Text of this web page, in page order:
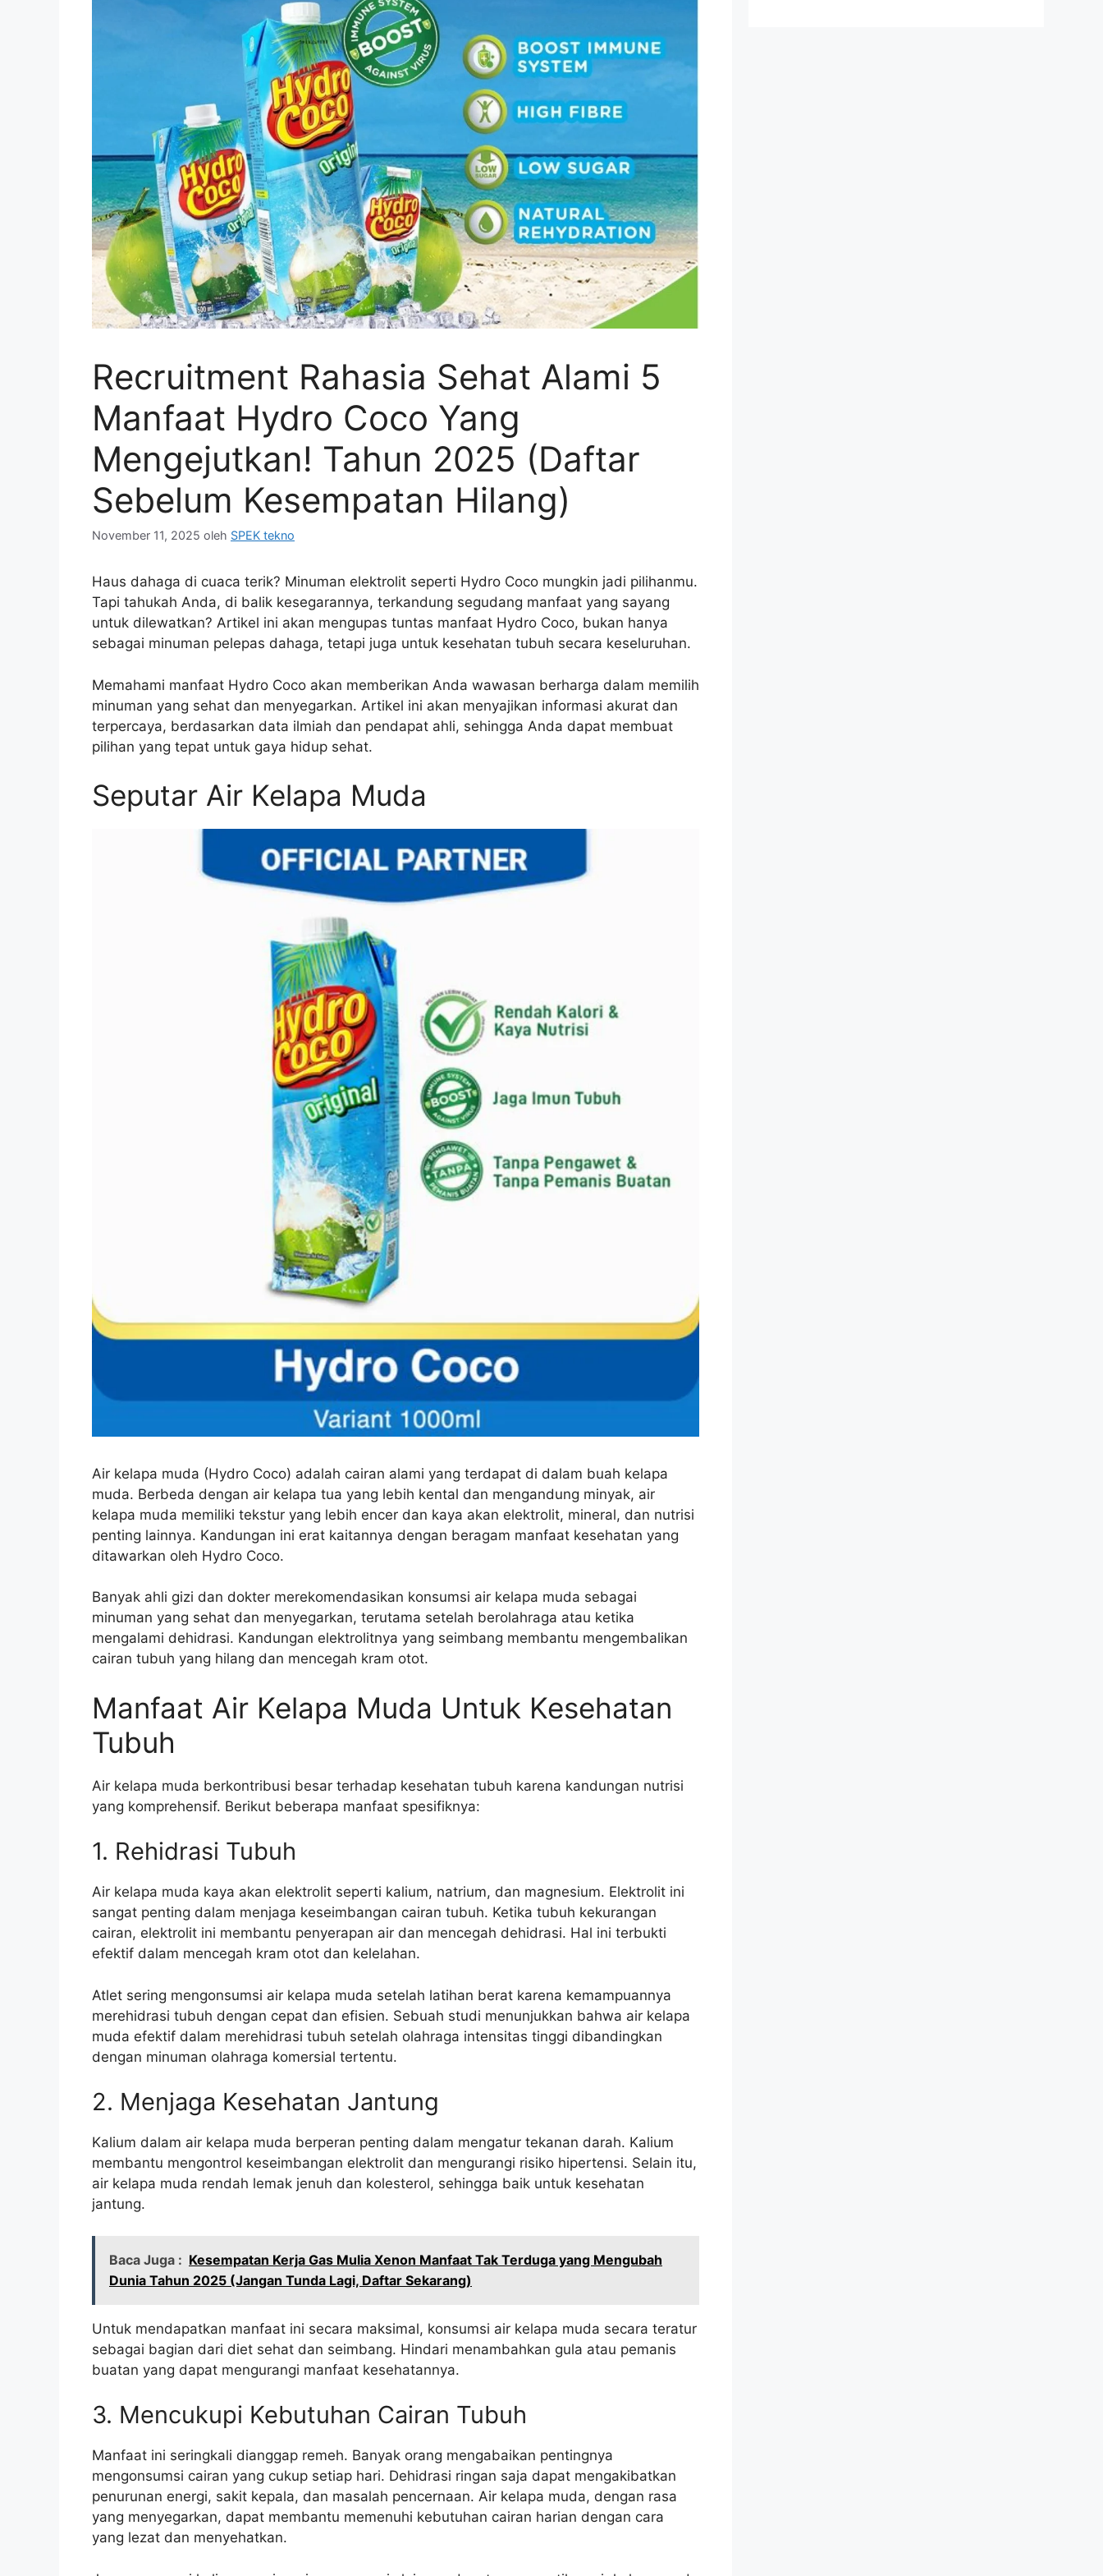
Recruitment Rahasia Sehat Alami 5
Manfaat Hydro Coco Yang
Mengejutkan! Tahun 2025 (Daftar
Sebelum Kesempatan Hilang)
November 11, 2025 oleh SPEK tekno
Haus dahaga di cuaca terik? Minuman elektrolit seperti Hydro Coco mungkin jadi pilihanmu.
Tapi tahukah Anda, di balik kesegarannya, terkandung segudang manfaat yang sayang
untuk dilewatkan? Artikel ini akan mengupas tuntas manfaat Hydro Coco, bukan hanya
sebagai minuman pelepas dahaga, tetapi juga untuk kesehatan tubuh secara keseluruhan.
Memahami manfaat Hydro Coco akan memberikan Anda wawasan berharga dalam memilih
minuman yang sehat dan menyegarkan. Artikel ini akan menyajikan informasi akurat dan
terpercaya, berdasarkan data ilmiah dan pendapat ahli, sehingga Anda dapat membuat
pilihan yang tepat untuk gaya hidup sehat.
Seputar Air Kelapa Muda
Air kelapa muda (Hydro Coco) adalah cairan alami yang terdapat di dalam buah kelapa
muda. Berbeda dengan air kelapa tua yang lebih kental dan mengandung minyak, air
kelapa muda memiliki tekstur yang lebih encer dan kaya akan elektrolit, mineral, dan nutrisi
penting lainnya. Kandungan ini erat kaitannya dengan beragam manfaat kesehatan yang
ditawarkan oleh Hydro Coco.
Banyak ahli gizi dan dokter merekomendasikan konsumsi air kelapa muda sebagai
minuman yang sehat dan menyegarkan, terutama setelah berolahraga atau ketika
mengalami dehidrasi. Kandungan elektrolitnya yang seimbang membantu mengembalikan
cairan tubuh yang hilang dan mencegah kram otot.
Manfaat Air Kelapa Muda Untuk Kesehatan
Tubuh
Air kelapa muda berkontribusi besar terhadap kesehatan tubuh karena kandungan nutrisi
yang komprehensif. Berikut beberapa manfaat spesifiknya:
1. Rehidrasi Tubuh
Air kelapa muda kaya akan elektrolit seperti kalium, natrium, dan magnesium. Elektrolit ini
sangat penting dalam menjaga keseimbangan cairan tubuh. Ketika tubuh kekurangan
cairan, elektrolit ini membantu penyerapan air dan mencegah dehidrasi. Hal ini terbukti
efektif dalam mencegah kram otot dan kelelahan.
Atlet sering mengonsumsi air kelapa muda setelah latihan berat karena kemampuannya
merehidrasi tubuh dengan cepat dan efisien. Sebuah studi menunjukkan bahwa air kelapa
muda efektif dalam merehidrasi tubuh setelah olahraga intensitas tinggi dibandingkan
dengan minuman olahraga komersial tertentu.
2. Menjaga Kesehatan Jantung
Kalium dalam air kelapa muda berperan penting dalam mengatur tekanan darah. Kalium
membantu mengontrol keseimbangan elektrolit dan mengurangi risiko hipertensi. Selain itu,
air kelapa muda rendah lemak jenuh dan kolesterol, sehingga baik untuk kesehatan
jantung.
Baca Juga : Kesempatan Kerja Gas Mulia Xenon Manfaat Tak Terduga yang Mengubah
Dunia Tahun 2025 (Jangan Tunda Lagi, Daftar Sekarang)
Untuk mendapatkan manfaat ini secara maksimal, konsumsi air kelapa muda secara teratur
sebagai bagian dari diet sehat dan seimbang. Hindari menambahkan gula atau pemanis
buatan yang dapat mengurangi manfaat kesehatannya.
3. Mencukupi Kebutuhan Cairan Tubuh
Manfaat ini seringkali dianggap remeh. Banyak orang mengabaikan pentingnya
mengonsumsi cairan yang cukup setiap hari. Dehidrasi ringan saja dapat mengakibatkan
penurunan energi, sakit kepala, dan masalah pencernaan. Air kelapa muda, dengan rasa
yang menyegarkan, dapat membantu memenuhi kebutuhan cairan harian dengan cara
yang lezat dan menyehatkan.